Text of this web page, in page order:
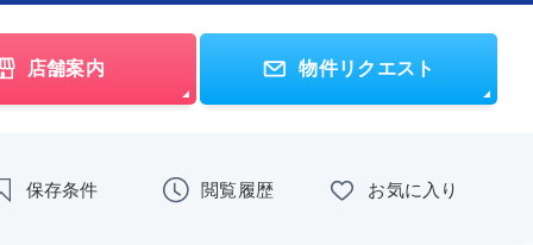
店舗案内 物件リクエスト
保存条件 閲覧履歴 お気に入り